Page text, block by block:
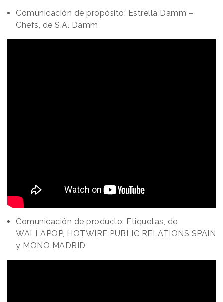
Comunicación de propósito: Estrella Damm –
Chefs, de S.A. Damm
Comunicación de producto: Etiquetas, de
WALLAPOP, HOTWIRE PUBLIC RELATIONS SPAIN
y MONO MADRID